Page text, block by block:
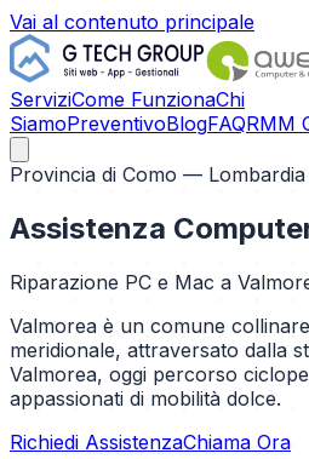
Vai al contenuto principale
ServiziCome FunzionaChi
SiamoPreventivoBlogFAQRMM
Provincia di Como — Lombardia
Assistenza
Riparazione PC e Mac a
Valmorea è un comune
meridionale, attraversato dalla
Valmorea, oggi percorso
appassionati di mobilità dolce.
Richiedi AssistenzaChiama Ora